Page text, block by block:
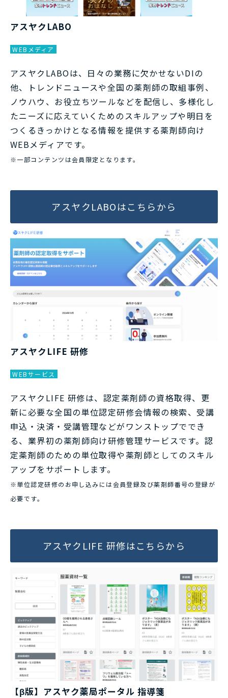
アスヤクLABO
WEB メディア
アスヤクLABOは、日々の業務に欠かせないDIの
他、トレンドニュースや全国の薬剤師の取組事例、
ノウハウ、お役立ちツールなどを配信し、多様化し
たニーズに応えていくためのスキルアップや明日を
つくるきっかけとなる情報を提供する薬剤師向け
WEBメディアです。
※一部コンテンツは会員限定となります。
アスヤクLABOはこちらから
アスヤクLIFE 研修
WEBサービス
アスヤクLIFE 研修は、認定薬剤師の資格取得、更
新に必要な全国の単位認定研修会情報の検索、受講
申込・決済・受講管理などがワンストップででき
る、業界初の薬剤師向け研修管理サービスです。認
定薬剤師のための単位取得や薬剤師としてのスキル
アップをサポートします。
※単位認定研修のお申し込みには会員登録及び薬剤師番号の登録が
必要です。
アスヤクLIFE 研修はこちらから
【β版】アスヤク薬局ポータル 指導箋